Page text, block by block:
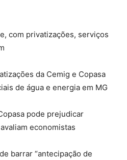
com privatizações, serviços
da Cemig e Copasa
de água e energia em MG
pode prejudicar
economistas
barrar “antecipação de